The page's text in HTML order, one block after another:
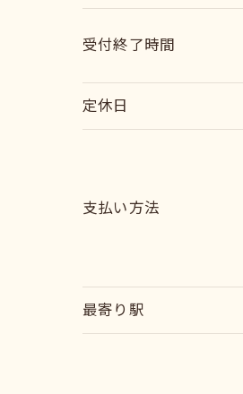
受付終了時間
定休日
支払い方法
最寄り駅